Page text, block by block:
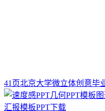
41页北京大学微立体创意毕